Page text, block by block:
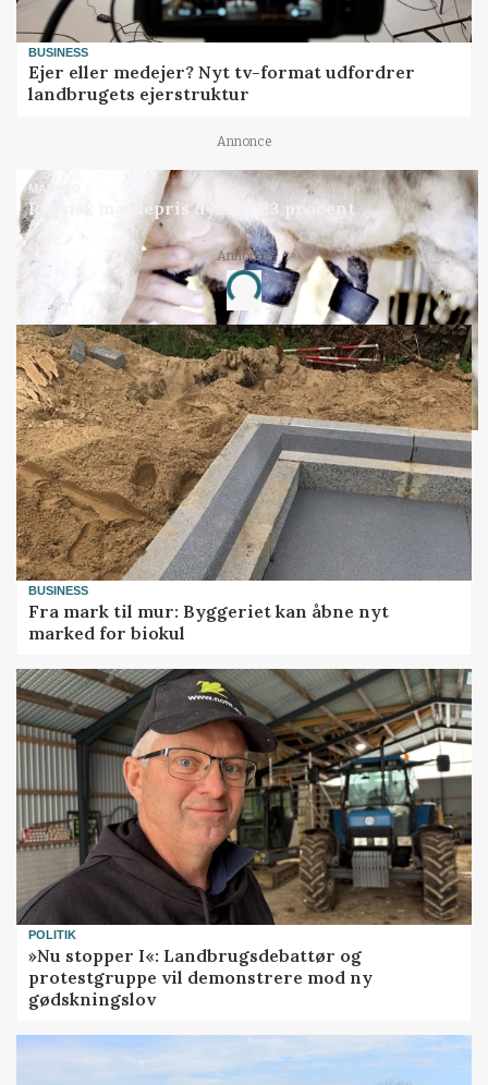
BUSINESS
Ejer eller medejer? Nyt tv-format udfordrer
landbrugets ejerstruktur
Annonce
MARKED
Russisk mælkepris dykker 23 procent
Annonce
Loading...
BUSINESS
Fra mark til mur: Byggeriet kan åbne nyt
marked for biokul
POLITIK
»Nu stopper I«: Landbrugsdebattør og
protestgruppe vil demonstrere mod ny
gødskningslov